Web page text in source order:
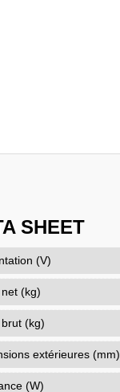
SHEET
(V)
(kg)
(kg)
extérieures (mm)
(W)